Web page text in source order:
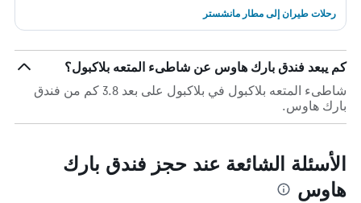
رحلات طيران إلى مطار مانشستر
كم يبعد فندق بارك هاوس عن شاطىء المتعه بلاكبول؟
شاطىء المتعه بلاكبول في بلاكبول على بعد 3.8 كم من فندق
بارك هاوس.
الأسئلة الشائعة عند حجز فندق بارك
هاوس